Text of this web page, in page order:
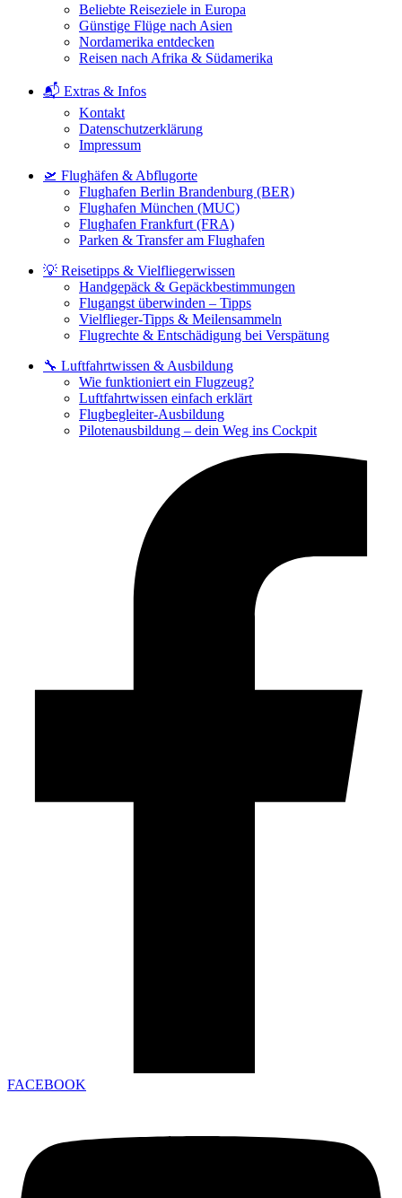
Beliebte Reiseziele in Europa
Günstige Flüge nach Asien
Nordamerika entdecken
Reisen nach Afrika & Südamerika
📬 Extras & Infos
Kontakt
Datenschutzerklärung
Impressum
🛫 Flughäfen & Abflugorte
Flughafen Berlin Brandenburg (BER)
Flughafen München (MUC)
Flughafen Frankfurt (FRA)
Parken & Transfer am Flughafen
💡 Reisetipps & Vielfliegerwissen
Handgepäck & Gepäckbestimmungen
Flugangst überwinden – Tipps
Vielflieger-Tipps & Meilensammeln
Flugrechte & Entschädigung bei Verspätung
🔧 Luftfahrtwissen & Ausbildung
Wie funktioniert ein Flugzeug?
Luftfahrtwissen einfach erklärt
Flugbegleiter-Ausbildung
Pilotenausbildung – dein Weg ins Cockpit
FACEBOOK